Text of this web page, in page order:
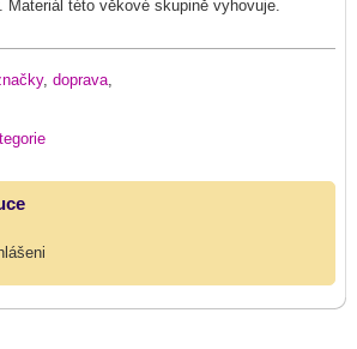
této věkové skupině vyhovuje.
, doprava